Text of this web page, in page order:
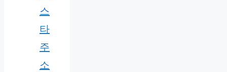
스
타
주
소